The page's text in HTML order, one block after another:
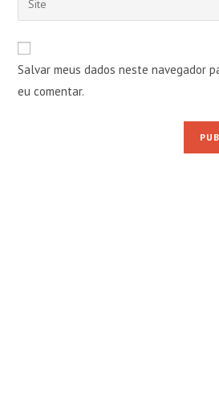
usuário
para
comentar
de
para
comentar
o
do
seu
site
Salvar meus dados neste navegador
eu comentar.